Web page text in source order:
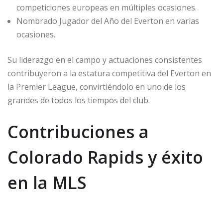
competiciones europeas en múltiples ocasiones.
Nombrado Jugador del Año del Everton en varias
ocasiones.
Su liderazgo en el campo y actuaciones consistentes
contribuyeron a la estatura competitiva del Everton en
la Premier League, convirtiéndolo en uno de los
grandes de todos los tiempos del club.
Contribuciones a
Colorado Rapids y éxito
en la MLS